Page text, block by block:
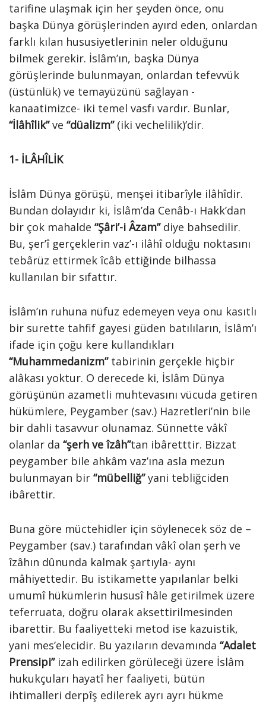
tarifine ulaşmak için her şeyden önce, onu
başka Dünya görüşlerinden ayırd eden, onlardan
farklı kılan hususiyetlerinin neler olduğunu
bilmek gerekir. İslâm’ın, başka Dünya
görüşlerinde bulunmayan, onlardan tefevvük
(üstünlük) ve temayüzünü sağlayan -
kanaatimizce- iki temel vasfı vardır. Bunlar,
“İlâhîlik”ve “düalizm”(iki vechelilik)’dir.
1- İLÂHÎLİK
İslâm Dünya görüşü, menşei itibarîyle ilâhîdir.
Bundan dolayıdır ki, İslâm’da Cenâb-ı Hakk’dan
bir çok mahalde “Şâri’-i Âzam”diye bahsedilir.
Bu, şer’î gerçeklerin vaz’-ı ilâhî olduğu noktasını
tebârüz ettirmek îcâb ettiğinde bilhassa
kullanılan bir sıfattır.
İslâm’ın ruhuna nüfuz edemeyen veya onu kasıtlı
bir surette tahfif gayesi güden batılıların, İslâm’ı
ifade için çoğu kere kullandıkları
“Muhammedanizm”tabirinin gerçekle hiçbir
alâkası yoktur. O derecede ki, İslâm Dünya
görüşünün azametli muhtevasını vücuda getiren
hükümlere, Peygamber (sav.) Hazretleri’nin bile
bir dahli tasavvur olunamaz. Sünnette vâkî
olanlar da “şerh ve îzâh”tan ibâretttir. Bizzat
peygamber bile ahkâm vaz’ına asla mezun
bulunmayan bir “mübelliğ”yani tebliğciden
ibârettir.
Buna göre müctehidler için söylenecek söz de –
Peygamber (sav.) tarafından vâkî olan şerh ve
îzâhın dûnunda kalmak şartıyla- aynı
mâhiyettedir. Bu istikamette yapılanlar belki
umumî hükümlerin hususî hâle getirilmek üzere
teferruata, doğru olarak aksettirilmesinden
ibarettir. Bu faaliyetteki metod ise kazuistik,
yani mes’elecidir. Bu yazıların devamında “Adalet
Prensipi”izah edilirken görüleceği üzere İslâm
hukukçuları hayatî her faaliyeti, bütün
ihtimalleri derpîş edilerek ayrı ayrı hükme